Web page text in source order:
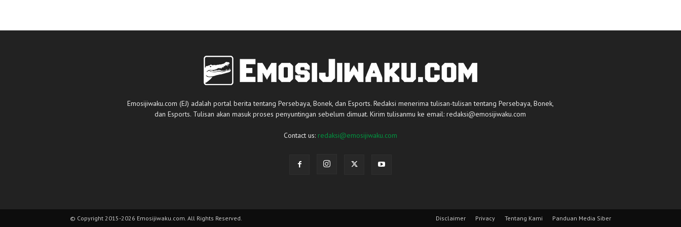
Emosijiwaku.com (EJ) adalah portal berita tentang Persebaya, Bonek, dan Esports. Redaksi menerima tulisan-tulisan tentang Persebaya, Bonek,
dan Esports. Tulisan akan masuk proses penyuntingan sebelum dimuat. Kirim tulisanmu ke email:redaksi@emosijiwaku.com
Contact us: redaksi@emosijiwaku.com
Disclaimer Privacy Tentang Kami Panduan Media Siber
© Copyright 2015-2026 Emosijiwaku.com. All Rights Reserved.